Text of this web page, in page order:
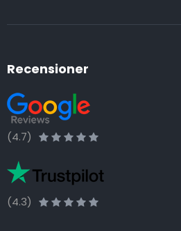
Recensioner
(4.7)
(4.3)